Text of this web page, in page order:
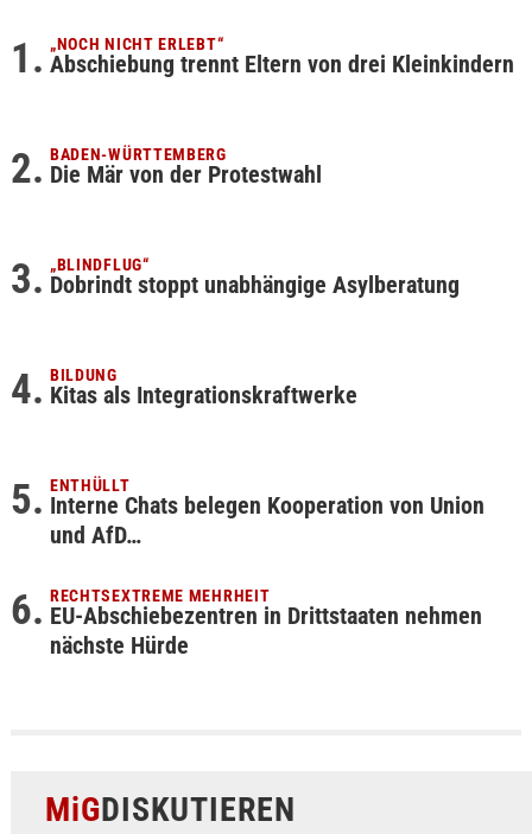
„NOCH NICHT ERLEBT“
Abschiebung trennt Eltern von drei Kleinkindern
BADEN-WÜRTTEMBERG
Die Mär von der Protestwahl
„BLINDFLUG“
Dobrindt stoppt unabhängige Asylberatung
BILDUNG
Kitas als Integrationskraftwerke
ENTHÜLLT
Interne Chats belegen Kooperation von Union
und AfD…
RECHTSEXTREME MEHRHEIT
EU-Abschiebezentren in Drittstaaten nehmen
nächste Hürde
MiGDISKUTIEREN